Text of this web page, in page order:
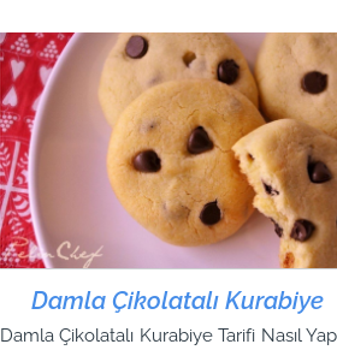
Damla Çikolatalı Kurabiye
Damla Çikolatalı Kurabiye Tarifi Nasıl